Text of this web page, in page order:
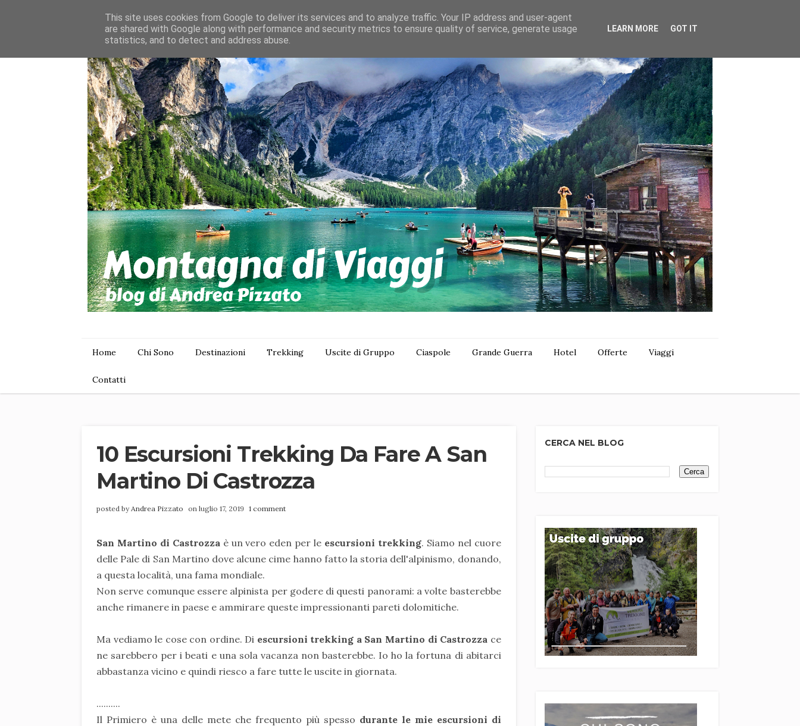
Home Chi Sono Destinazioni Trekking Uscite di Gruppo Ciaspole Grande Guerra Hotel Offerte Viaggi
Contatti
10 Escursioni Trekking Da Fare A San
Martino Di Castrozza
posted byAndrea Pizzato on luglio 17, 2019 1 comment
San Martino di Castrozzaè un vero eden per le escursioni trekking. Siamo nel cuore
delle Pale di San Martino dove alcune cime hanno fatto la storia dell'alpinismo, donando,
a questa località, una fama mondiale.
Non serve comunque essere alpinista per godere di questi panorami: a volte basterebbe
anche rimanere in paese e ammirare queste impressionanti pareti dolomitiche.
Ma vediamo le cose con ordine. Di escursioni trekking a San Martino di Castrozza ce
ne sarebbero per i beati e una sola vacanza non basterebbe. Io ho la fortuna di abitarci
abbastanza vicino e quindi riesco a fare tutte le uscite in giornata.
..........
Il Primiero è una delle mete che frequento più spesso durante le mie escursioni di
CERCA NEL BLOG
This site uses cookies from Google to deliver its services and to analyze traffic. Your IP address and user-agent
are shared with Google along with performance and security metrics to ensure quality of service, generate usage
statistics, and to detect and address abuse.
LEARN MORE GOT IT